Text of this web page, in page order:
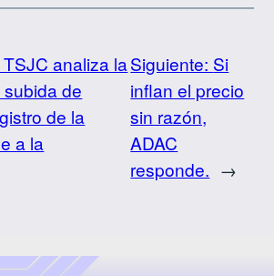
TSJC analiza la
de
de la
a la
Siguiente: Si
inflan el precio
sin razón,
ADAC
responde. →